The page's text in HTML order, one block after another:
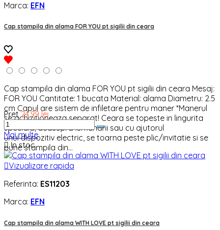
Marca: EFN
Cap stampila din alama FOR YOU pt sigilii din ceara
Cap stampila din alama FOR YOU pt sigilii din ceara Mesaj:
FOR YOU Cantitate: 1 bucata Material: alama Diametru: 2.5
cm Capul are sistem de infiletare pentru maner *Manerul
se achizitioneaza separat! Ceara se topeste in lingurita
speciala, deasupra lumanarii sau cu ajutorul
unui dispozitiv electric, se toarna peste plic/invitatie si se
pune stampila din...
Pret 24,99 lei
Mai multe
In stoc
Vizualizare rapida
Referinta: ES11203
Marca: EFN
Cap stampila din alama WITH LOVE pt sigilii din ceara